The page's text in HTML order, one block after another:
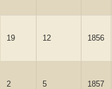
19 12 1856
2 5 1857